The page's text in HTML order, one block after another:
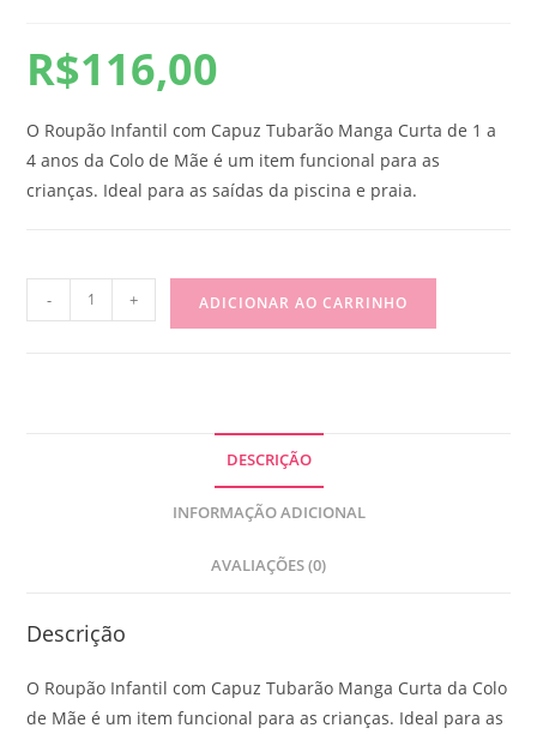
R$116,00
O Roupão Infantil com Capuz Tubarão Manga Curta de 1 a
4 anos da Colo de Mãe é um item funcional para as
crianças. Ideal para as saídas da piscina e praia.
- + ADICIONAR AO CARRINHO
DESCRIÇÃO
INFORMAÇÃO ADICIONAL
AVALIAÇÕES (0)
Descrição
O Roupão Infantil com Capuz Tubarão Manga Curta da Colo
de Mãe é um item funcional para as crianças. Ideal para as